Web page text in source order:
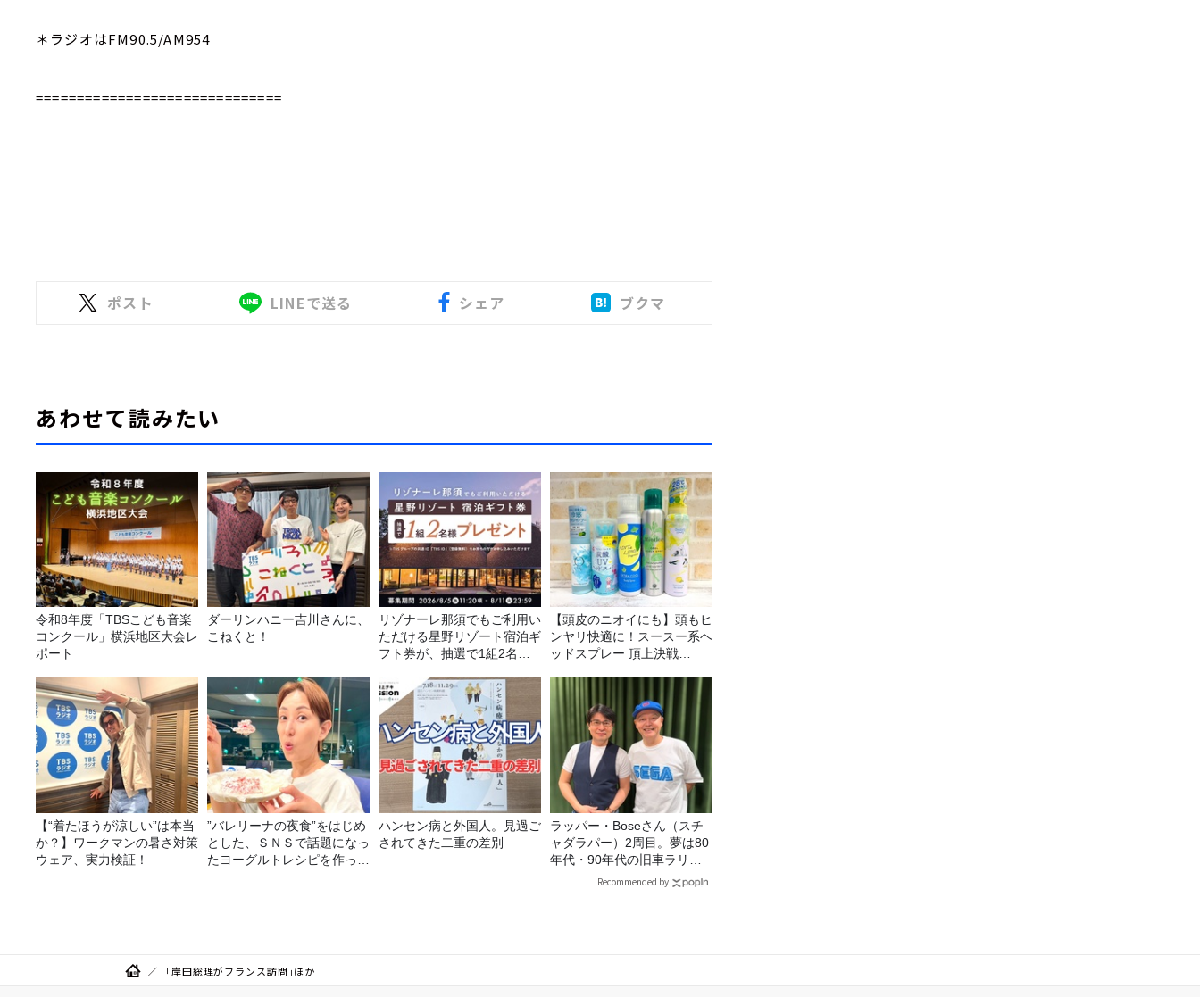
＊ラジオはFM90.5/AM954
==============================
ポスト LINEで送る シェア ブクマ
あわせて読みたい
令和8年度「TBSこども音楽
コンクール」横浜地区大会レ
ポート
ダーリンハニー吉川さんに、
こねくと！
リゾナーレ那須でもご利用い
ただける星野リゾート宿泊ギ
フト券が、抽選で1組2名様
【頭皮のニオイにも】頭もヒ
ンヤリ快適に！スースー系ヘ
ッドスプレー 頂上決戦
【“着たほうが涼しい”は本当
か？】ワークマンの暑さ対策
ウェア、実力検証！
”バレリーナの夜食”をはじめ
とした、ＳＮＳで話題になっ
たヨーグルトレシピを作って
ハンセン病と外国人。見過ご
されてきた二重の差別
ラッパー・Boseさん（スチ
ャダラパー）2周目。夢は80
年代・90年代の旧車ラリ
Recommended by
「岸田総理がフランス訪問」ほか